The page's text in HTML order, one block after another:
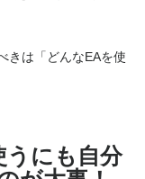
きは「どんなEAを使
うにも自分